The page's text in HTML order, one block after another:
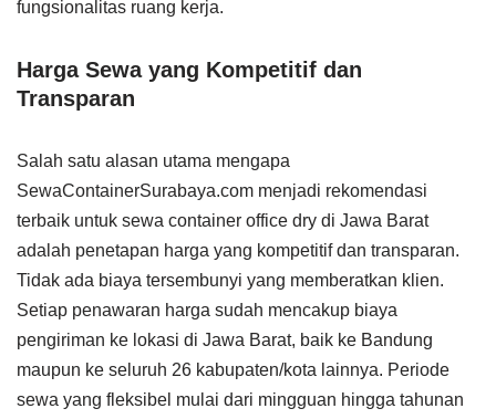
fungsionalitas ruang kerja.
Harga Sewa yang Kompetitif dan
Transparan
Salah satu alasan utama mengapa
SewaContainerSurabaya.com menjadi rekomendasi
terbaik untuk sewa container office dry di Jawa Barat
adalah penetapan harga yang kompetitif dan transparan.
Tidak ada biaya tersembunyi yang memberatkan klien.
Setiap penawaran harga sudah mencakup biaya
pengiriman ke lokasi di Jawa Barat, baik ke Bandung
maupun ke seluruh 26 kabupaten/kota lainnya. Periode
sewa yang fleksibel mulai dari mingguan hingga tahunan